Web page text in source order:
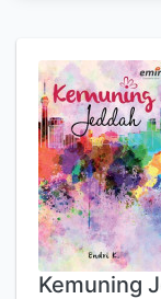
Kemuning